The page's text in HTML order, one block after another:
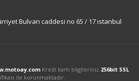
Bulvarı caddesi no 65 / 17 istanbul
Kredi kartı bilgileriniz 256bit SSL
ile korunmaktadır.